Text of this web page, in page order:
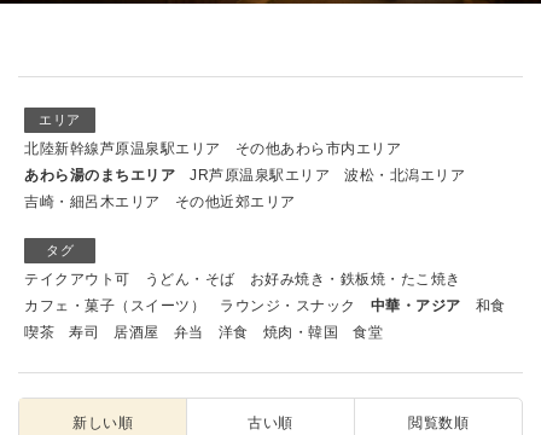
エリア
北陸新幹線芦原温泉駅エリア
その他あわら市内エリア
あわら湯のまちエリア
JR芦原温泉駅エリア
波松・北潟エリア
吉崎・細呂木エリア
その他近郊エリア
タグ
テイクアウト可 うどん・そば
お好み焼き・鉄板焼・たこ焼き
カフェ・菓子（スイーツ）
ラウンジ・スナック 中華・アジア
和食
喫茶
寿司 居酒屋 弁当 洋食 焼肉・韓国 食堂
新しい順 古い順 閲覧数順